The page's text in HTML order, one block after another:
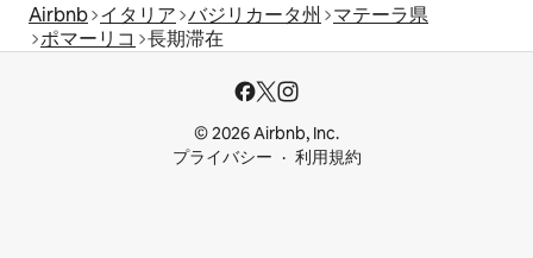
Airbnb イタリア バジリカータ州
マテーラ県
ポマーリコ
長期滞在
© 2026 Airbnb, Inc.
プライバシー
利用規約